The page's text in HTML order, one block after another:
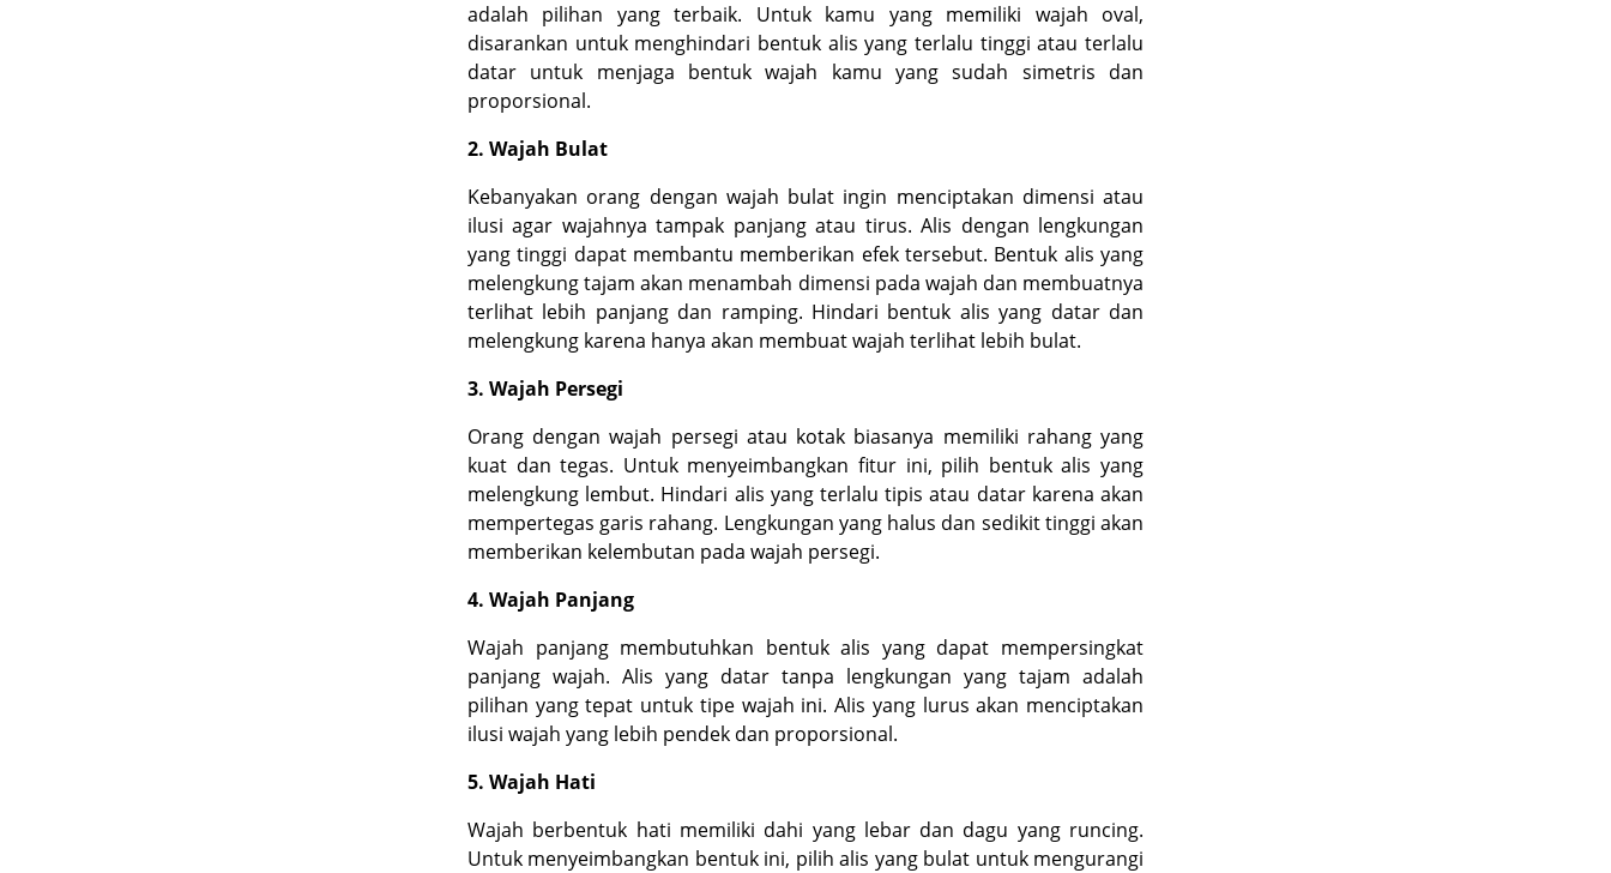
adalah pilihan yang terbaik. Untuk kamu yang memiliki wajah oval,
disarankan untuk menghindari bentuk alis yang terlalu tinggi atau terlalu
datar untuk menjaga bentuk wajah kamu yang sudah simetris dan
proporsional.
2. Wajah Bulat
Kebanyakan orang dengan wajah bulat ingin menciptakan dimensi atau
ilusi agar wajahnya tampak panjang atau tirus. Alis dengan lengkungan
yang tinggi dapat membantu memberikan efek tersebut. Bentuk alis yang
melengkung tajam akan menambah dimensi pada wajah dan membuatnya
terlihat lebih panjang dan ramping. Hindari bentuk alis yang datar dan
melengkung karena hanya akan membuat wajah terlihat lebih bulat.
3. Wajah Persegi
Orang dengan wajah persegi atau kotak biasanya memiliki rahang yang
kuat dan tegas. Untuk menyeimbangkan fitur ini, pilih bentuk alis yang
melengkung lembut. Hindari alis yang terlalu tipis atau datar karena akan
mempertegas garis rahang. Lengkungan yang halus dan sedikit tinggi akan
memberikan kelembutan pada wajah persegi.
4. Wajah Panjang
Wajah panjang membutuhkan bentuk alis yang dapat mempersingkat
panjang wajah. Alis yang datar tanpa lengkungan yang tajam adalah
pilihan yang tepat untuk tipe wajah ini. Alis yang lurus akan menciptakan
ilusi wajah yang lebih pendek dan proporsional.
5. Wajah Hati
Wajah berbentuk hati memiliki dahi yang lebar dan dagu yang runcing.
Untuk menyeimbangkan bentuk ini, pilih alis yang bulat untuk mengurangi